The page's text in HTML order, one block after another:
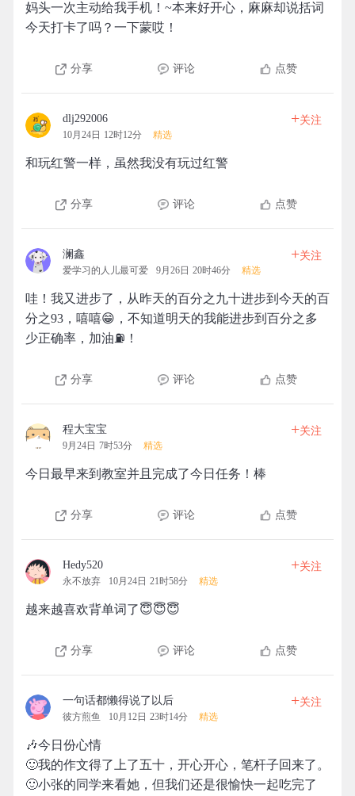
妈头一次主动给我手机！~本来好开心，麻麻却说括词
今天打卡了吗？一下蒙哎！
分享 评论 点赞
dlj292006
10月24日 12时12分 精选
+关注
和玩红警一样，虽然我没有玩过红警
分享 评论 点赞
澜鑫
爱学习的人儿最可爱 9月26日 20时46分 精选
+关注
哇！我又进步了，从昨天的百分之九十进步到今天的百
分之93，嘻嘻😁，不知道明天的我能进步到百分之多
少正确率，加油⛽！
分享 评论 点赞
程大宝宝
9月24日 7时53分 精选
+关注
今日最早来到教室并且完成了今日任务！棒
分享 评论 点赞
Hedy520
永不放弃 10月24日 21时58分 精选
+关注
越来越喜欢背单词了😇😇😇
分享 评论 点赞
一句话都懒得说了以后
彼方煎鱼 10月12日 23时14分 精选
+关注
🎶今日份心情
🙂我的作文得了上了五十，开心开心，笔杆子回来了。
🙂小张的同学来看她，但我们还是很愉快一起吃完了